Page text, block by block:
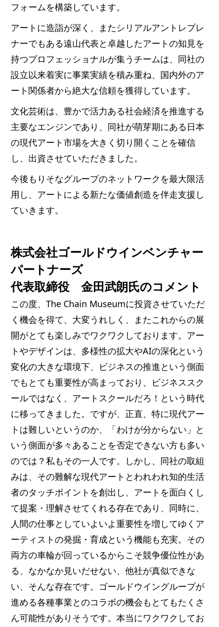
フォームを構築しています。
アートに造詣が深く、またシリアルアントレプレ
ナーでもある遠山代表と卓越したアートの知見を
持つプロフェッショナルが集うチームは、同社の
設立以来着実に事業実績を積み重ね、国内外のア
ート関係者から絶大な信頼を獲得しています。
文化芸術は、豊かで活力ある社会経済を推進する
主要なエンジンであり、同社が萌芽期にある日本
の現代アート市場を大きく切り開くことを確信
し、出資させていただきました。
今後もりそなグループのネットワークを最大限活
用し、アートによる新たな価値創造を伴走支援し
ていきます。
株式会社ゴールドウインベンチャー
パートナーズ
代表取締役 金田武朗氏のコメント
この度、The Chain Museumに投資させていただ
く機会を得て、大変うれしく、またこれからの展
開がとても楽しみでワクワクしております。アー
トやデザインは、多様性の拡大やAIの深化という
変化の大きな環境下、ビジネスの推進という側面
でもとても重要性が高まっており、ビジネススク
ールではなく、アートスクールだろ！という時代
に移ってきました。ですが、正直、特に現代アー
トは難しいというのか、「わけが分からない」と
いう側面が多々あることを否定できない方も多い
のでは？私もその一人です。しかし、同社の取組
みは、その難解な現代アートとわれわれ知的生活
者のタッチポイントを創出し、アートを面白くし
て提案・理解させてくれる存在であり、同時に、
人間の仕事としていよいよ重要性を増してゆくア
ーティストの発掘・育成という機能も充実。その
両方の車輪が回っているからこそ競争優位性があ
る、なかなか見いだせない、他社が真似できな
い、そんな存在です。ゴールドウイングループが
進める各種事業とのコラボの機会もとてもたくさ
ん可能性がありそうです。本当にワクワクしてお